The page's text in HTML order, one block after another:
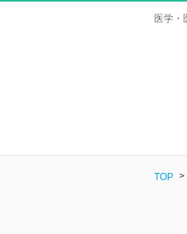
医学・
TOP